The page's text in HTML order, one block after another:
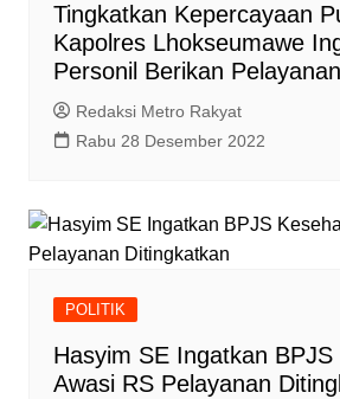
Tingkatkan Kepercayaan
Kapolres Lhokseumawe
Personil Berikan
Redaksi Metro Rakyat
Rabu 28 Desember 2022
POLITIK
Hasyim SE Ingatkan BPJS
Awasi RS Pelayanan